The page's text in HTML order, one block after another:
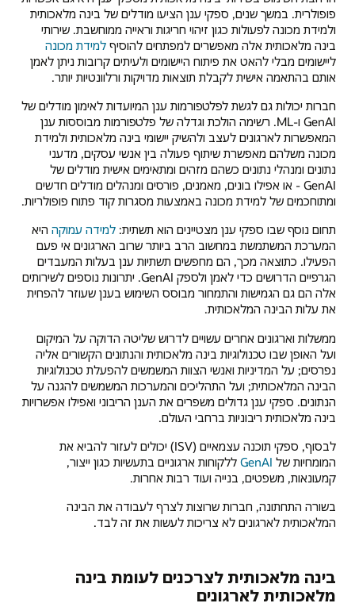
פופולרית. במשך שנים, ספקי ענן הציעו מודלים של בינה מלאכותית
ולמידת מכונה לפעולות כגון זיהוי חריגות וראייה ממוחשבת. שירותי
בינה מלאכותית אלה מאפשרים למפתחים להוסיף למידת מכונה
ליישומים מבלי להאט את פיתוח היישומים ולעיתים קרובות ניתן לאמן
אותם בהתאמה אישית לקבלת תוצאות מדויקות ורלוונטיות יותר.
חברות יכולות גם לגשת לפלטפורמות ענן המיועדות לאימון מודלים של
GenAI ו-ML. רשימה הולכת וגדלה של פלטפורמות מבוססות ענן
המאפשרות לארגונים לעצב ולהשיק יישומי בינה מלאכותית ולמידת
מכונה משלהם מאפשרת שיתוף פעולה בין אנשי עסקים, מדעני
נתונים ומנהלי נתונים כשהם מזהים ומתאימים אישית מודלים של
GenAI - או אפילו בונים, מאמנים, פורסים ומנהלים מודלים חדשים
ומתוחכמים של למידת מכונה באמצעות מסגרות קוד פתוח פופולריות.
תחום נוסף שבו ספקי ענן מצטיינים הוא תשתית: למידה עמוקה היא
המערכת המשתמשת במחשוב הרב ביותר שרוב הארגונים אי פעם
הפעילו. כתוצאה מכך, הם מחפשים תשתיות ענן בעלות המעבדים
הגרפיים הדרושים כדי לאמן ולספק GenAI. יתרונות נוספים לשירותים
אלה הם גם הגמישות והתמחור מבוסס השימוש בענן שעוזר להפחית
את עלות הבינה המלאכותית.
ממשלות וארגונים אחרים עשויים לדרוש שליטה הדוקה על המיקום
ועל האופן שבו טכנולוגיות בינה מלאכותית והנתונים הקשורים אליה
נפרסים; על המדיניות ואנשי הצוות המשמשים להפעלת טכנולוגיות
הבינה המלאכותית; ועל התהליכים והמערכות המשמשים להגנה על
הנתונים. ספקי ענן גדולים משפרים את הענן הריבוני ואפילו אפשרויות
בינה מלאכותית ריבוניות ברחבי העולם.
לבסוף, ספקי תוכנה עצמאיים (ISV) יכולים לעזור להביא את
המומחיות של GenAI ללקוחות ארגוניים בתעשיות כגון ייצור,
קמעונאות, משפטים, בנייה ועוד רבות אחרות.
בשורה התחתונה, חברות שרוצות לצרף לעבודה את הבינה
המלאכותית לארגונים לא צריכות לעשות את זה לבד.
בינה מלאכותית לצרכנים לעומת בינה
מלאכותית לארגונים